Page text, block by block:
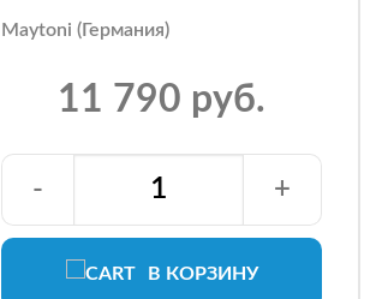
Maytoni (Германия)
11 790 руб.
В КОРЗИНУ
- +